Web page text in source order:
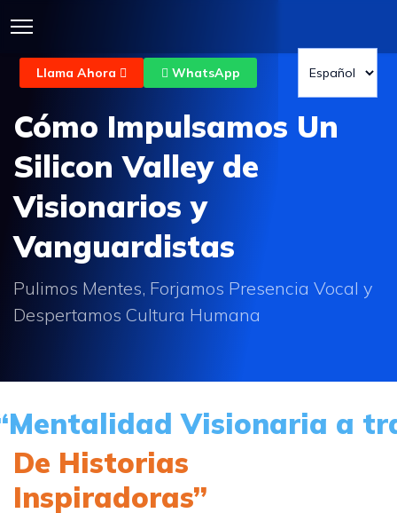
Llama Ahora WhatsApp
Cómo Impulsamos Un
Silicon Valley de
Visionarios y
Vanguardistas
Pulimos Mentes, Forjamos Presencia Vocal y
Despertamos Cultura Humana
Visionaria a
De Historias
Inspiradoras”